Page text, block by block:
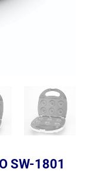
SW-1801